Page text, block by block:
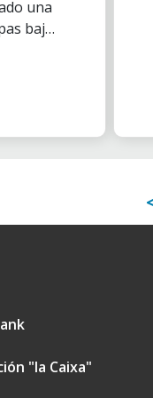
una
bajo
Adrià
"la Caixa"